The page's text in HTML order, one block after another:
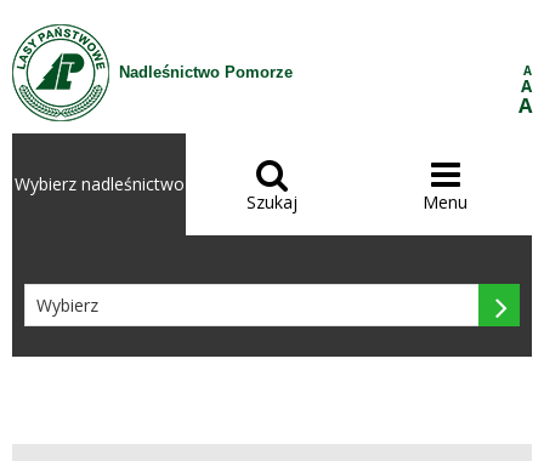
Przejdź do treści
Nadleśnictwo Pomorze A
A
A
Wybierz nadleśnictwo 
Szukaj

Menu
